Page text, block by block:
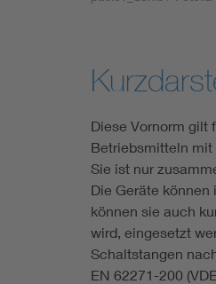
Living
Smart
Diese Vornorm gilt
Betriebsmitteln mit
Sie ist nur
Die Geräte
können sie auch
wird, eingesetzt
Schaltstangen
EN 62271-200